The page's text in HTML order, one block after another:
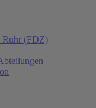
Ruhr (FDZ)